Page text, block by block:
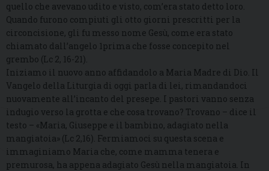
quello che avevano udito e visto, com’era stato detto loro.
Quando furono compiuti gli otto giorni prescritti per la
circoncisione, gli fu messo nome Gesù, come era stato
chiamato dall’angelo 1prima che fosse concepito nel
grembo (Lc 2, 16-21).
Iniziamo il nuovo anno affidandolo a Maria Madre di Dio. Il
Vangelo della Liturgia di oggi parla di lei, rimandandoci
nuovamente all’incanto del presepe. I pastori vanno senza
indugio verso la grotta e che cosa trovano? Trovano – dice il
testo – «Maria, Giuseppe e il bambino, adagiato nella
mangiatoia» (Lc 2,16). Fermiamoci su questa scena e
immaginiamo Maria che, come mamma tenera e
premurosa, ha appena adagiato Gesù nella mangiatoia. In